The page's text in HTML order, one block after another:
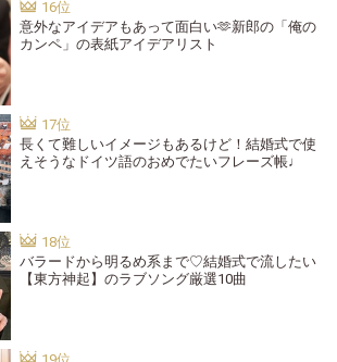
意外なアイデアもあって面白い🫶新郎の「俺の
カンペ」の表紙アイデアリスト
長くて難しいイメージもあるけど！結婚式で使
えそうなドイツ語のおめでたいフレーズ帳♩
バラードから明るめ系まで♡結婚式で流したい
【東方神起】のラブソング厳選10曲